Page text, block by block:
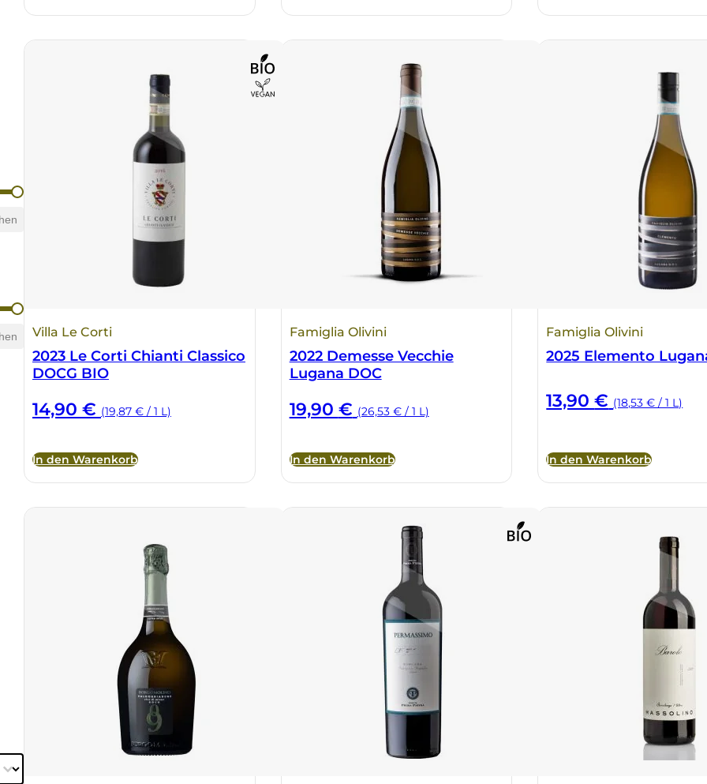
Villa Le Corti
2023 Le Corti Chianti Classico
DOCG BIO
14,90 € (19,87 € / 1 L)
In den Warenkorb
Famiglia Olivini
2022 Demesse Vecchie
Lugana DOC
19,90 € (26,53 € / 1 L)
In den Warenkorb
Famiglia Olivini
2025 Elemento
13,90€ (18,53 € / 1 L)
In den Warenkorb